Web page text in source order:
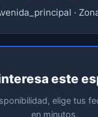
·
este
elige tus
en minutos.